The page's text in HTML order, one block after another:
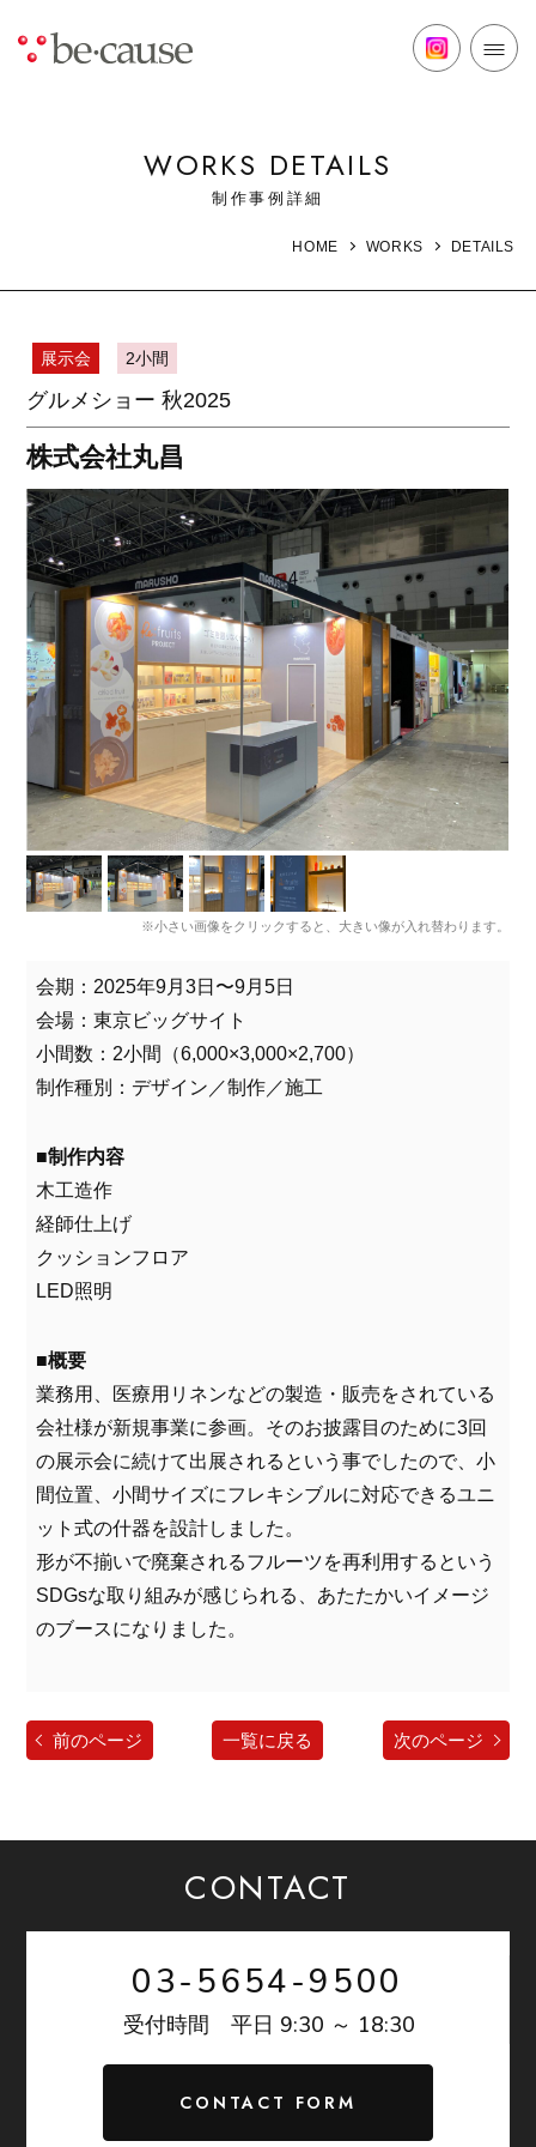
WORKS DETAILS
制作事例詳細
HOME WORKS DETAILS
展示会 2小間
グルメショー 秋2025
株式会社丸昌
※小さい画像をクリックすると、大きい像が入れ替わります。
会期：2025年9月3日〜9月5日
会場：東京ビッグサイト
小間数：2小間（6,000×3,000×2,700）
制作種別：デザイン／制作／施工
■制作内容
木工造作
経師仕上げ
クッションフロア
LED照明
■概要
業務用、医療用リネンなどの製造・販売をされている
会社様が新規事業に参画。そのお披露目のために3回
の展示会に続けて出展されるという事でしたので、小
間位置、小間サイズにフレキシブルに対応できるユニ
ット式の什器を設計しました。
形が不揃いで廃棄されるフルーツを再利用するという
SDGsな取り組みが感じられる、あたたかいイメージ
のブースになりました。
前のページ 一覧に戻る 次のページ
CONTACT
03-5654-9500
受付時間 平日 9:30 ～ 18:30
CONTACT FORM